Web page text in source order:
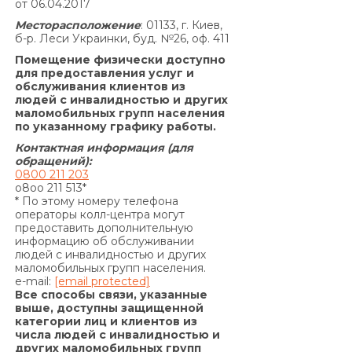
не может быть увеличена по договоренности
По договору о предоставлении кредита по
продукту «Кредит 4/6 месяцев»:
Согласно п. 7.5. Договора:
«В случае просрочки выполнения Заемщиком
денежного обязательства по уплате процентов
за пользование Кредитом и/или Комиссии за
выдачу Кредита (если условия Договора
предусматривают уплату комиссии за выдачу
Кредита) и/или Комиссии за выдачу в Кредит
дополнительных денежных средств (если
условия дополнительного соглашения к
Договору предусматривают уплату комиссии за
выдачу в Кредит дополнительных денежных
средств) и/или суммы Кредита в
определенные настоящим Договором сроки, на
основании положений части 2 статьи 625
от 06.04.2017
Месторасположение: 01133, г. Киев,
б-р. Леси Украинки, буд. №26, оф. 411
Помещение физически доступно
для предоставления услуг и
обслуживания клиентов из
людей с инвалидностью и других
маломобильных групп населения
по указанному графику работы.
Контактная информация (для
обращений):
0800 211 203
o8oo 211 513*
* По этому номеру телефона
операторы колл-центра могут
предоставить дополнительную
информацию об обслуживании
людей с инвалидностью и других
маломобильных групп населения.
e-mail: [email protected]
Все способы связи, указанные
выше, доступны защищенной
категории лиц и клиентов из
числа людей с инвалидностью и
других маломобильных групп